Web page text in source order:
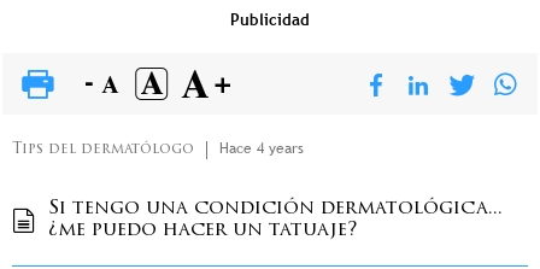
Publicidad
Tips del dermatólogo Hace 4 years
Si tengo una condición dermatológica...
¿me puedo hacer un tatuaje?